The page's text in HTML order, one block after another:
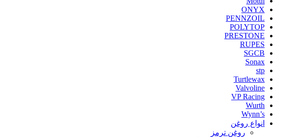
ONYX
PENNZOIL
POLYTOP
PRESTONE
RUPES
SGCB
Sonax
stp
Turtlewax
Valvoline
VP Racing
Wurth
Wynn’s
انواع روغن
روغن ترمز